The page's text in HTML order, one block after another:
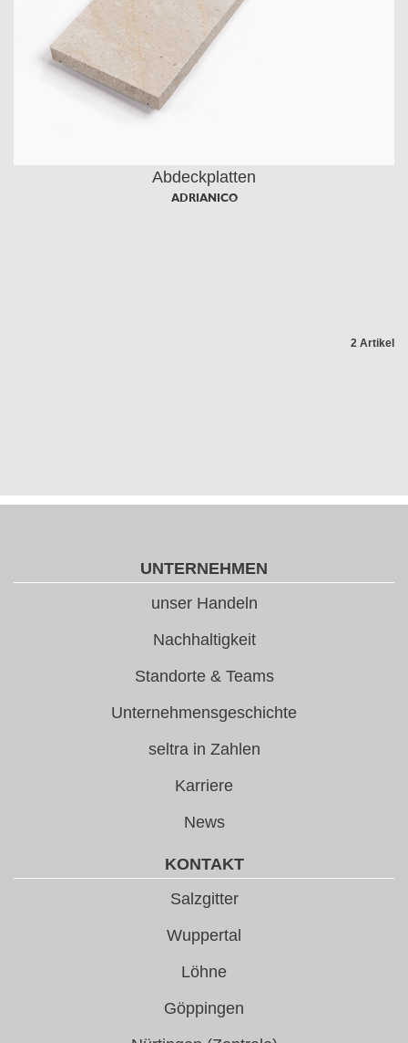
Abdeckplatten
ADRIANICO
2 Artikel
UNTERNEHMEN
unser Handeln
Nachhaltigkeit
Standorte & Teams
Unternehmensgeschichte
seltra in Zahlen
Karriere
News
KONTAKT
Salzgitter
Wuppertal
Löhne
Göppingen